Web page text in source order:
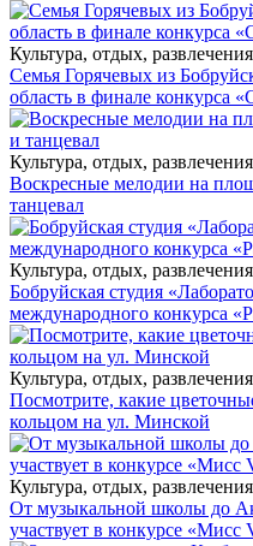
Культура, отдых, развлечения
Семья Горячевых из
область в финале конкурса
Культура, отдых, развлечения
Воскресные мелодии на
танцевал
Культура, отдых, развлечения
Бобруйская студия
международного конкурса
Культура, отдых, развлечения
Посмотрите, какие
кольцом на ул. Минской
Культура, отдых, развлечения
От музыкальной школы до
участвует в конкурсе «Мисс